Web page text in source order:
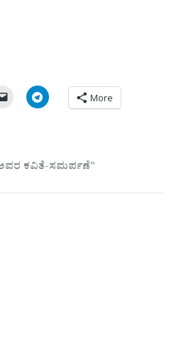
More
ಕವಿತೆ-ಸಮರ್ಪಣೆ”